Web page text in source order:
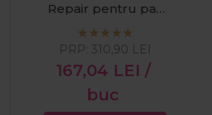
Repair pentru par
degradat: sampon
1000ml + masca
750ml + ulei Velvet
Oil 100ml
167,04 LEI /
buc
PRP: 310,90 LEI